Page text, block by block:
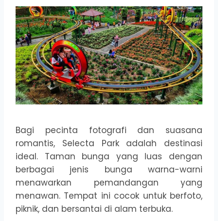
Bagi pecinta fotografi dan suasana
romantis, Selecta Park adalah destinasi
ideal. Taman bunga yang luas dengan
berbagai jenis bunga warna-warni
menawarkan pemandangan yang
menawan. Tempat ini cocok untuk berfoto,
piknik, dan bersantai di alam terbuka.